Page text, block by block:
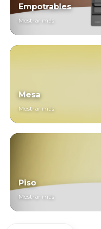
Empotrables
Mostrar más
Mesa
Mostrar más
Piso
Mostrar más